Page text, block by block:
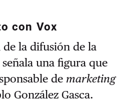
con Vox
la difusión de la
una figura que
de marketing
González Gasca.